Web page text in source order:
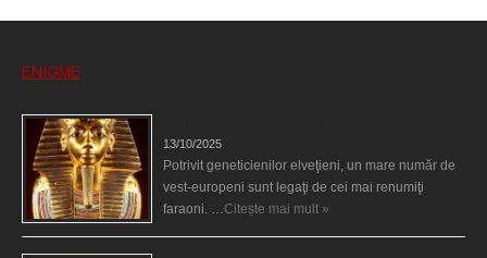
ENIGME
13/10/2025
Potrivit geneticienilor elveţieni, un mare număr de
vest-europeni sunt legaţi de cei mai renumiţi
faraoni. …Citește mai mult »